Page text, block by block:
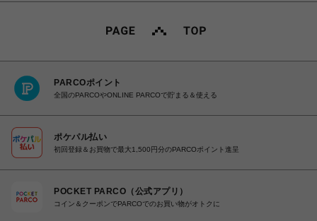
PARCOポイント
全国のPARCOやONLINE PARCOで貯まる＆使える
ポケパル払い
初回登録＆お買物で最大1,500円分のPARCOポイント進呈
POCKET PARCO（公式アプリ）
コイン＆クーポンでPARCOでのお買い物がオトクに